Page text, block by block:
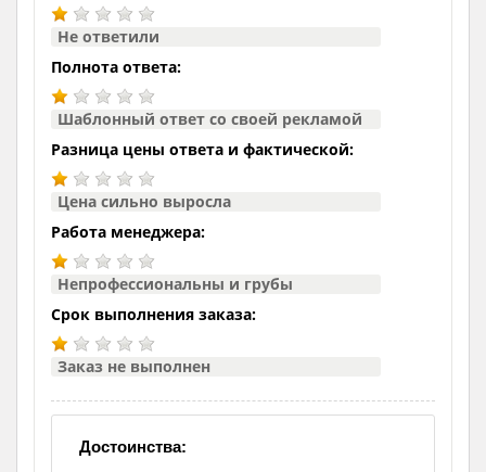
Не ответили
Полнота ответа:
Шаблонный ответ со своей рекламой
Разница цены ответа и фактической:
Цена сильно выросла
Работа менеджера:
Непрофессиональны и грубы
Срок выполнения заказа:
Заказ не выполнен
Достоинства: